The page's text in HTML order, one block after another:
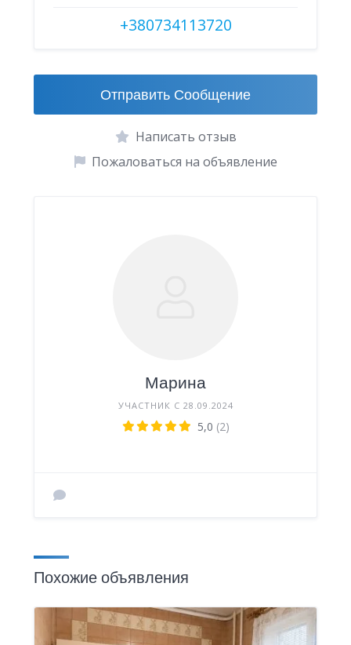
+380734113720
Отправить Сообщение
Написать отзыв
Пожаловаться на объявление
Марина
УЧАСТНИК С 28.09.2024
5,0 (2)
Похожие объявления